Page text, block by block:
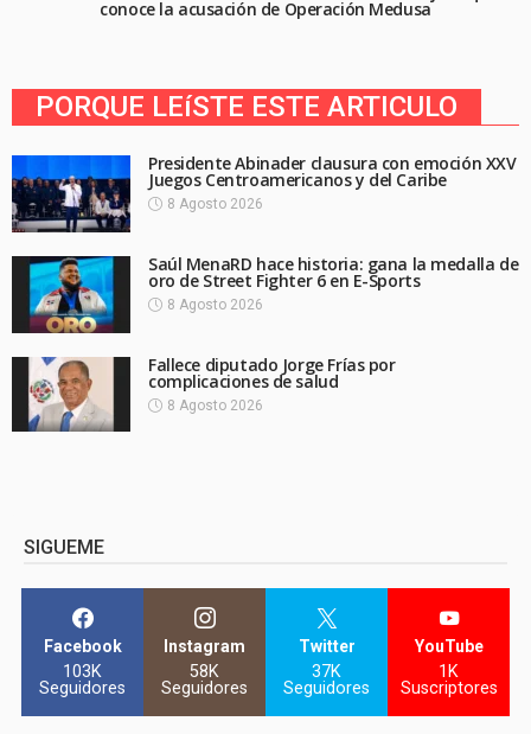
conoce la acusación de Operación Medusa
PORQUE LEíSTE ESTE ARTICULO
Presidente Abinader clausura con emoción XXV
Juegos Centroamericanos y del Caribe
8 Agosto 2026
Saúl MenaRD hace historia: gana la medalla de
oro de Street Fighter 6 en E-Sports
8 Agosto 2026
Fallece diputado Jorge Frías por
complicaciones de salud
8 Agosto 2026
SIGUEME
Facebook
103K
Seguidores
Instagram
58K
Seguidores
Twitter
37K
Seguidores
YouTube
1K
Suscriptores